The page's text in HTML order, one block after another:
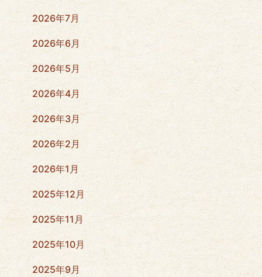
2026年7月
2026年6月
2026年5月
2026年4月
2026年3月
2026年2月
2026年1月
2025年12月
2025年11月
2025年10月
2025年9月